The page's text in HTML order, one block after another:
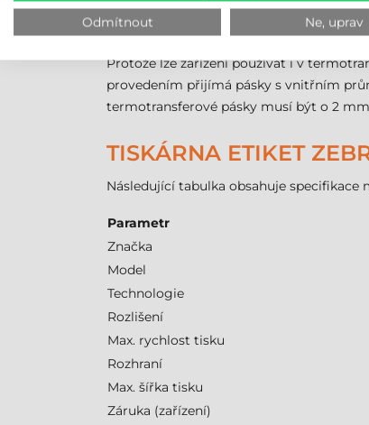
samolepicí etikety v kotoučích pokaždé
0,254 mil, takže lze nastavit
Protože lze zařízení používat i v
provedením přijímá pásky s vnitřním
termotransferové pásky musí být o 2
TISKÁRNA ETIKET
Následující tabulka obsahuje
Parametr
Značka
Model
Technologie
Rozlišení
Max. rychlost tisku
Rozhraní
Max. šířka tisku
Záruka (zařízení)
Odmítnout Ne, uprav